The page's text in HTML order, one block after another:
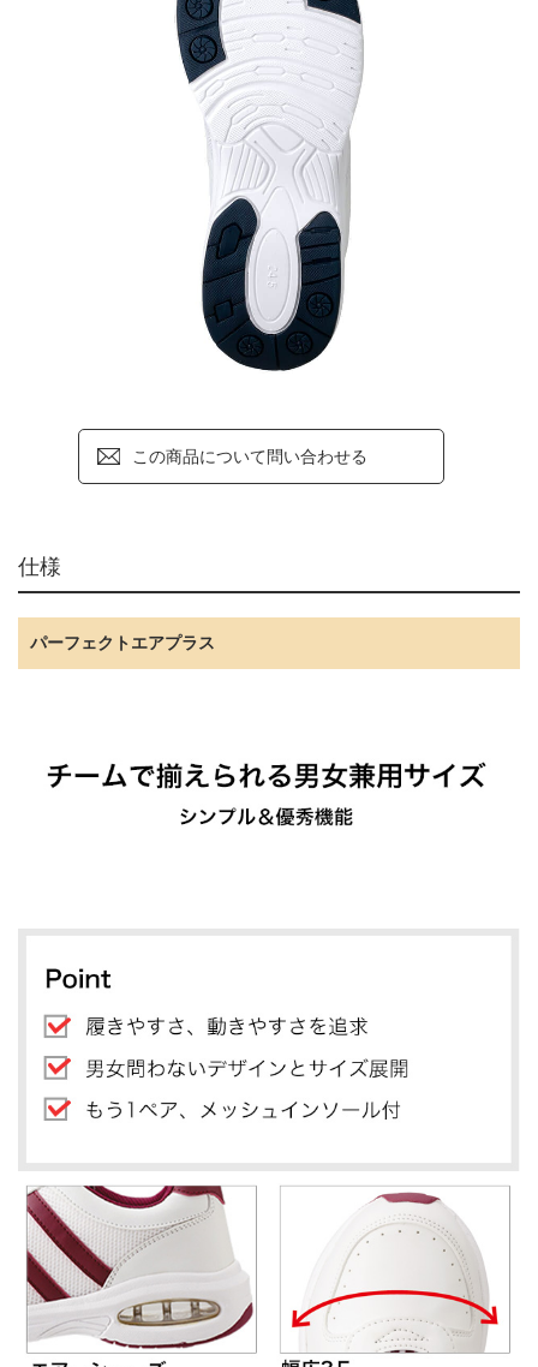
この商品について問い合わせる
仕様
パーフェクトエアプラス